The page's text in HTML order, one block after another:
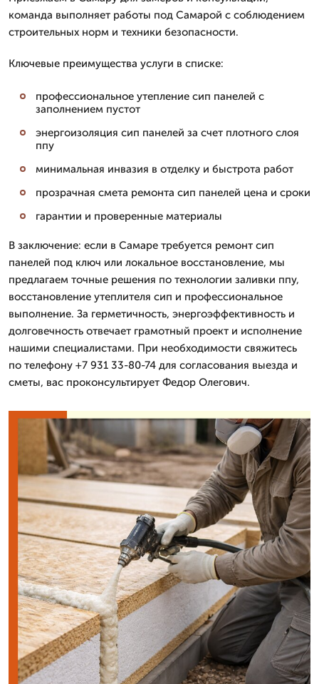
команда выполняет работы под Самарой с соблюдением
строительных норм и техники безопасности.
Ключевые преимущества услуги в списке:
профессиональное утепление сип панелей с
заполнением пустот
энергоизоляция сип панелей за счет плотного слоя
ппу
минимальная инвазия в отделку и быстрота работ
прозрачная смета ремонта сип панелей цена и сроки
гарантии и проверенные материалы
В заключение: если в Самаре требуется ремонт сип
панелей под ключ или локальное восстановление, мы
предлагаем точные решения по технологии заливки ппу,
восстановление утеплителя сип и профессиональное
выполнение. За герметичность, энергоэффективность и
долговечность отвечает грамотный проект и исполнение
нашими специалистами. При необходимости свяжитесь
по телефону +7 931 33-80-74 для согласования выезда и
сметы, вас проконсультирует Федор Олегович.